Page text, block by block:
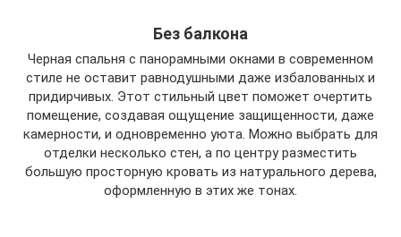
Без балкона
Черная спальня с панорамными окнами в современном
стиле не оставит равнодушными даже избалованных и
придирчивых. Этот стильный цвет поможет очертить
помещение, создавая ощущение защищенности, даже
камерности, и одновременно уюта. Можно выбрать для
отделки несколько стен, а по центру разместить
большую просторную кровать из натурального дерева,
оформленную в этих же тонах.